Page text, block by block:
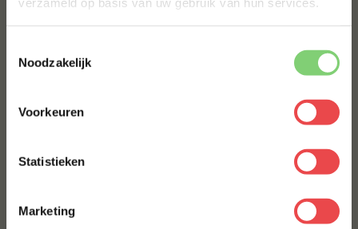
Noodzakelijk
Voorkeuren
Statistieken
Marketing
Kan ik riblap ook gebruiken voor iets anders dan
stoven?
Hoe lang moet ik riblap laten sudderen?
Wat is het verschil tussen de gewone riblap en de
wildrundvlees variant?
Kan ik riblap ook op de barbecue bereiden?
ACHTERNAAM